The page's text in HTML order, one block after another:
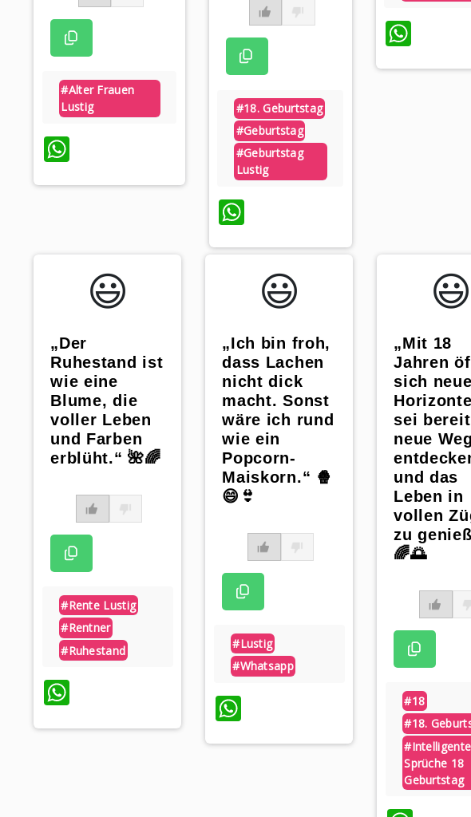
#alter Frauen
Lustig
WhatsApp
#18. Geburtstag
#geburtstag
#geburtstag
Lustig
😃️
„Der
Ruhestand ist
wie eine
Blume, die
voller Leben
und Farben
erblüht.“ 🌺🌈
#rente Lustig
#rentner
#ruhestand
WhatsApp
😃️
„Ich bin froh,
dass Lachen
nicht dick
macht. Sonst
wäre ich rund
wie ein
Popcorn-
Maiskorn.“ 🍿
😄👙
#lustig
#whatsapp
WhatsApp
😃️
„Mit 18
Jahren
sich neue
sei
neue
und das
Leben in
vollen
zu
🌈🌅
#18
#18.
#intelligente
Sprüche 18
Geburtstag